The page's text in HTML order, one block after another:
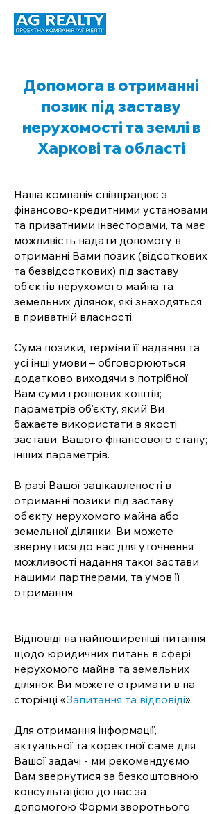
Допомога в отриманні
позик під заставу
нерухомості та землі в
Харкові та області
Наша компанія співпрацює з
фінансово-кредитними установами
та приватними інвесторами, та має
можливість надати допомогу в
отриманні Вами позик (відсоткових
та безвідсоткових) під заставу
об'єктів нерухомого майна та
земельних ділянок, які знаходяться
в приватній власності.
Сума позики, терміни її надання та
усі інші умови – обговорюються
додатково виходячи з потрібної
Вам суми грошових коштів;
параметрів об'єкту, який Ви
бажаєте використати в якості
застави; Вашого фінансового стану;
інших параметрів.
В разі Вашої зацікавленості в
отриманні позики під заставу
об'єкту нерухомого майна або
земельної ділянки, Ви можете
звернутися до нас для уточнення
можливості надання такої застави
нашими партнерами, та умов її
отримання.
Відповіді на найпоширеніші питання
щодо юридичних питань в сфері
нерухомого майна та земельних
ділянок Ви можете отримати в на
сторінці​ «Запитання та відповіді».
Для отримання інформації,
актуальної та коректної саме для
Вашої задачі - ми рекомендуємо
Вам звернутися за безкоштовною
консультацією до нас за
допомогою Форми зворотнього